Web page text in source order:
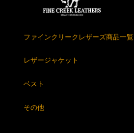
ファインクリークレザーズ商品一覧
レザージャケット
ベスト
その他